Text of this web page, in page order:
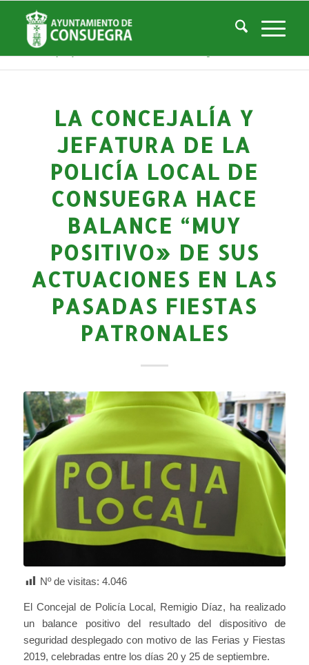
Noticias
Usted está aquí: Inicio / Noticias
Noticias-Actualidad
/
LA CONCEJALÍA Y
JEFATURA DE LA
POLICÍA LOCAL DE
CONSUEGRA HACE
BALANCE “MUY
POSITIVO» DE SUS
ACTUACIONES EN LAS
PASADAS FIESTAS
PATRONALES
Nº de visitas: 4.046
El Concejal de Policía Local, Remigio Díaz, ha realizado
un balance positivo del resultado del dispositivo de
seguridad desplegado con motivo de las Ferias y Fiestas
2019, celebradas entre los días 20 y 25 de septiembre.